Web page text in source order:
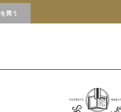
を買う